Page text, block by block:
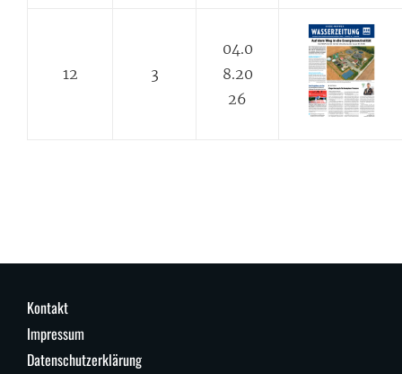
12 3
04.0
8.20
26
Kontakt
Impressum
Datenschutzerklärung